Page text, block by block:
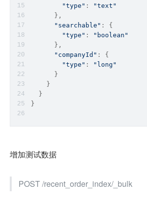
"type" :
"text"
      },
"searchable" : {
"type" :
"boolean"
      },
"companyId" : {
"type" :
"long"
      }
    }
  }
}
增加测试数据
POST /recent_order_index/_bulk